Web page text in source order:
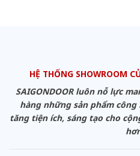
HỆ THỐNG SHOWROOM
SAIGONDOOR luôn nỗ lực
hàng những sản phẩm
tăng tiện ích, sáng tạo cho